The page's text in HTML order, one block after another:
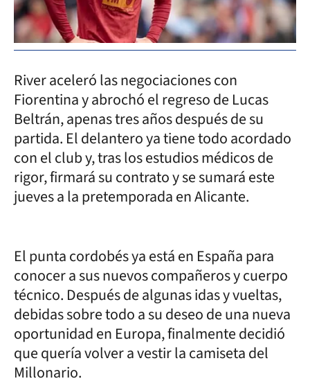
River aceleró las negociaciones con
Fiorentina y abrochó el regreso de Lucas
Beltrán, apenas tres años después de su
partida. El delantero ya tiene todo acordado
con el club y, tras los estudios médicos de
rigor, firmará su contrato y se sumará este
jueves a la pretemporada en Alicante.
El punta cordobés ya está en España para
conocer a sus nuevos compañeros y cuerpo
técnico. Después de algunas idas y vueltas,
debidas sobre todo a su deseo de una nueva
oportunidad en Europa, finalmente decidió
que quería volver a vestir la camiseta del
Millonario.